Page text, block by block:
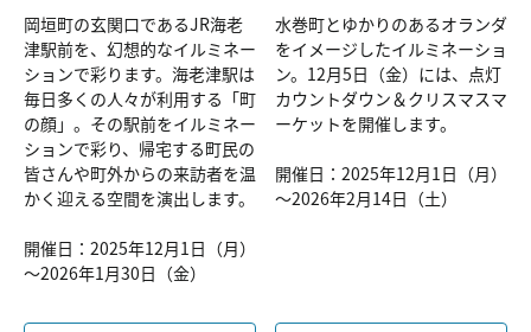
岡垣町の玄関口であるJR海老
津駅前を、幻想的なイルミネー
ションで彩ります。海老津駅は
毎日多くの人々が利用する「町
の顔」。その駅前をイルミネー
ションで彩り、帰宅する町民の
皆さんや町外からの来訪者を温
かく迎える空間を演出します。
開催日：2025年12月1日（月）
～2026年1月30日（金）
水巻町とゆかりのあるオランダ
をイメージしたイルミネーショ
ン。12月5日（金）には、点灯
カウントダウン＆クリスマスマ
ーケットを開催します。
開催日：2025年12月1日（月）
～2026年2月14日（土）